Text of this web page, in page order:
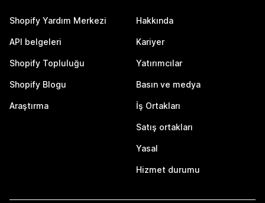
Shopify Yardım Merkezi
API belgeleri
Shopify Topluluğu
Shopify Blogu
Araştırma
Hakkında
Kariyer
Yatırımcılar
Basın ve medya
İş Ortakları
Satış ortakları
Yasal
Hizmet durumu